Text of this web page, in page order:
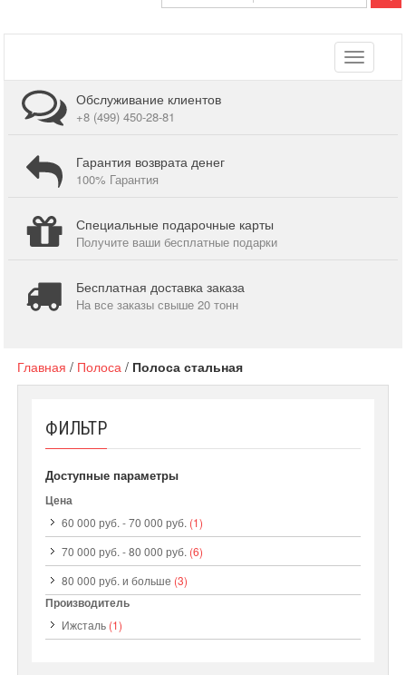
Toggle
Обслуживание клиентов
+8 (499) 450-28-81
Гарантия возврата денег
100% Гарантия
Специальные подарочные карты
Получите ваши бесплатные подарки
Бесплатная доставка заказа
На все заказы свыше 20 тонн
Главная / Полоса / Полоса стальная
ФИЛЬТР
Доступные параметры
Цена
60 000 руб. -70 000 руб. (1)
70 000 руб. -80 000 руб. (6)
80 000 руб. и больше (3)
Производитель
Ижсталь (1)